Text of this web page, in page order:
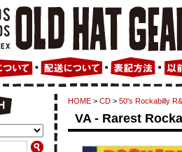
HOME > CD > 50's Rockabilly
VA - Rarest